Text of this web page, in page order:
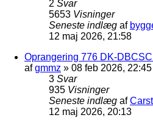
2 Svar
5653 Visninger
Seneste indlæg af
12 maj 2026, 21:58
Oprangering 776 DK-
afgmmz » 08 feb 2026, 22:45
3 Svar
935 Visninger
Seneste indlæg af
12 maj 2026, 20:13